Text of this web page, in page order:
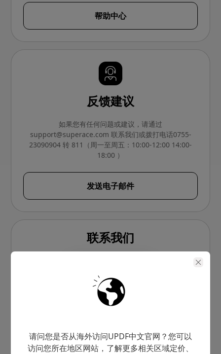
请问您是否从海外访问UPDF中文官网？您可以
访问您所在地区网站，了解更多相关区域定价、
帮助中心
反馈建议
如果您有任何问题或建议，请通过
support@superace.com 联系我们或拨打电话0755-
23090904 转 811（周一至周五：10:00-12:00 14:00-
18:00 ）
发送电子邮件
联系我们